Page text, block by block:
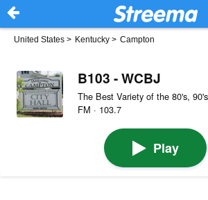
United States > Kentucky > Campton
B103 - WCBJ
The Best Variety of the 80's,
FM · 103.7
Play